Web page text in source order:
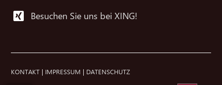
Besuchen Sie uns bei XING!
KONTAKT | IMPRESSUM | DATENSCHUTZ